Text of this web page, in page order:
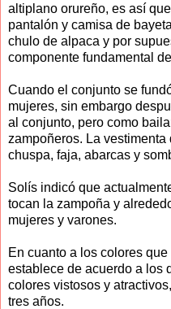
altiplano orureño, es así
pantalón y camisa de
chulo de alpaca y por
componente fundamental
Cuando el conjunto se
mujeres, sin embargo
al conjunto, pero como
zampoñeros. La
chuspa, faja, abarcas y
Solís indicó que
tocan la zampoña y
mujeres y varones.
En cuanto a los colores
establece de acuerdo a los
colores vistosos y
tres años.